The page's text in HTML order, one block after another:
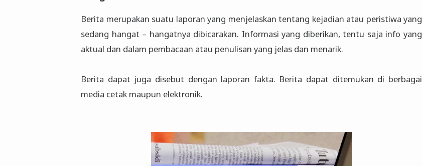
Berita merupakan suatu laporan yang menjelaskan tentang kejadian atau peristiwa yang
sedang hangat – hangatnya dibicarakan. Informasi yang diberikan, tentu saja info yang
aktual dan dalam pembacaan atau penulisan yang jelas dan menarik.
Berita dapat juga disebut dengan laporan fakta. Berita dapat ditemukan di berbagai
media cetak maupun elektronik.